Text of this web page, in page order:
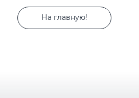
На главную!